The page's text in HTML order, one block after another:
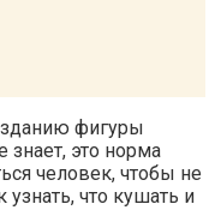
фигуры
это норма
человек, чтобы не
что кушать и